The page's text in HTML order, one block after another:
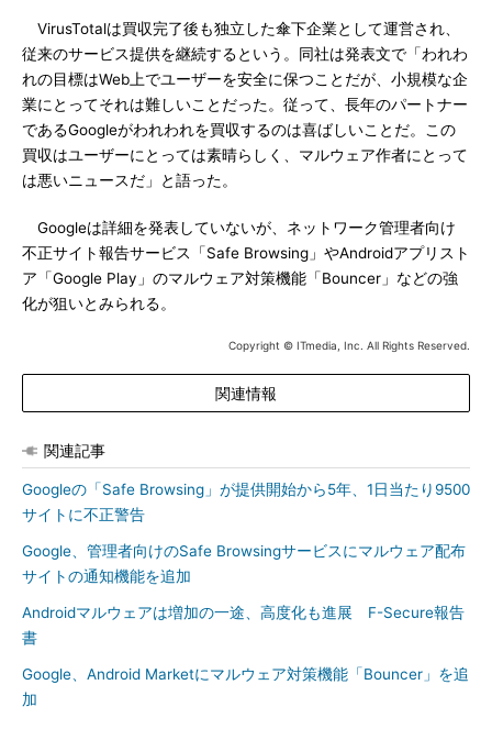
VirusTotalは買収完了後も独立した傘下企業として運営され、
従来のサービス提供を継続するという。同社は発表文で「われわ
れの目標はWeb上でユーザーを安全に保つことだが、小規模な企
業にとってそれは難しいことだった。従って、長年のパートナー
であるGoogleがわれわれを買収するのは喜ばしいことだ。この
買収はユーザーにとっては素晴らしく、マルウェア作者にとって
は悪いニュースだ」と語った。
Googleは詳細を発表していないが、ネットワーク管理者向け
不正サイト報告サービス「Safe Browsing」やAndroidアプリスト
ア「Google Play」のマルウェア対策機能「Bouncer」などの強
化が狙いとみられる。
Copyright © ITmedia, Inc. All Rights Reserved.
関連情報
関連記事
Googleの「Safe Browsing」が提供開始から5年、1日当たり9500
サイトに不正警告
Google、管理者向けのSafe Browsingサービスにマルウェア配布
サイトの通知機能を追加
Androidマルウェアは増加の一途、高度化も進展 F-Secure報告
書
Google、Android Marketにマルウェア対策機能「Bouncer」を追
加